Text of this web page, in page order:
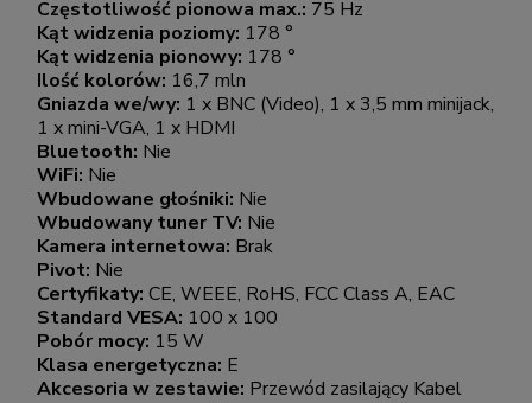
Częstotliwość pionowa max.: 75 Hz
Kąt widzenia poziomy: 178 °
Kąt widzenia pionowy: 178 °
Ilość kolorów: 16,7 mln
Gniazda we/wy: 1 x BNC (Video), 1 x 3,5 mm minijack,
1 x mini-VGA, 1 x HDMI
Bluetooth: Nie
WiFi: Nie
Wbudowane głośniki: Nie
Wbudowany tuner TV: Nie
Kamera internetowa: Brak
Pivot: Nie
Certyfikaty: CE, WEEE, RoHS, FCC Class A, EAC
Standard VESA: 100 x 100
Pobór mocy: 15 W
Klasa energetyczna: E
Akcesoria w zestawie: Przewód zasilający Kabel